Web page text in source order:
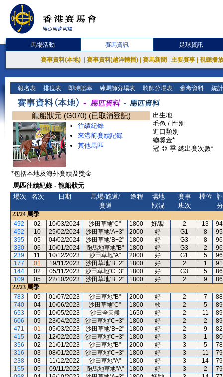
馬場活動 賽馬資訊 足球資訊
賽事資料(本地) 賽事資料(越洋轉播) 賽馬新聞 主要賽事 視聽播
報名表 排位表 即時賠率 練馬師分場表 騎師分場表 參考資料 統
龍船狀元 (G070) (已取消登記)
往績紀錄
來港前賽績記錄
其他馬匹
出生地
毛色 / 性別
進口類別
總獎金*
冠-亞-季-總出賽次數*
*包括本地及海外賽績及獎金
馬匹往績紀錄 - 龍船狀元
場次
名次 日期
馬場/跑道/
賽道
途程
場地
狀況
賽事
班次
檔位
評
分
23/24 馬季
492
02 10/03/2024 沙田草地"C" 1800 好/黏 2 13
94
452
10 25/02/2024 沙田草地"A+3" 2000 好 G1 8
95
395
05 04/02/2024 沙田草地"B+2" 1800 好 G3 8
96
330
06 10/01/2024 跑馬地草地"B" 1800 好 G3 2
96
239
11 10/12/2023 沙田草地"A" 2000 好 G1 5
96
177
01 19/11/2023 沙田草地"B+2" 1800 好 2 1
91
144
02 05/11/2023 沙田草地"C+3" 1800 好 G3 5
86
109
05 22/10/2023 沙田草地"B+2" 1800 好 2 9
86
22/23 馬季
783
05 01/07/2023 沙田草地"B" 2000 好 2 7
88
740
04 10/06/2023 沙田草地"C" 1800 軟 2 5
89
653
05 10/05/2023 沙田全天候 1650 好 2 11
89
606
09 23/04/2023 沙田草地"C+3" 1800 好 2 2
89
471
01 05/03/2023 沙田草地"B+2" 1800 好 2 9
82
415
02 12/02/2023 沙田草地"C+3" 1800 好 3 1
80
356
02 21/01/2023 沙田草地"B" 2000 好 3 5
78
316
03 08/01/2023 沙田草地"C+3" 1800 好 3 11
79
238
03 11/12/2022 沙田草地"A" 1800 好 3 14
79
155
05 09/11/2022 跑馬地草地"A" 1800 好 3 2
79